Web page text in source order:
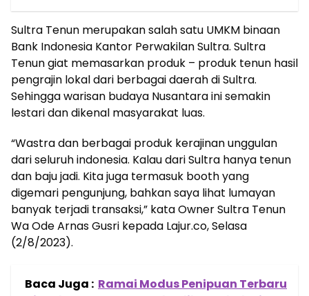
Sultra Tenun merupakan salah satu UMKM binaan
Bank Indonesia Kantor Perwakilan Sultra. Sultra
Tenun giat memasarkan produk – produk tenun hasil
pengrajin lokal dari berbagai daerah di Sultra.
Sehingga warisan budaya Nusantara ini semakin
lestari dan dikenal masyarakat luas.
“Wastra dan berbagai produk kerajinan unggulan
dari seluruh indonesia. Kalau dari Sultra hanya tenun
dan baju jadi. Kita juga termasuk booth yang
digemari pengunjung, bahkan saya lihat lumayan
banyak terjadi transaksi,” kata Owner Sultra Tenun
Wa Ode Arnas Gusri kepada Lajur.co, Selasa
(2/8/2023).
Baca Juga : Ramai Modus Penipuan Terbaru